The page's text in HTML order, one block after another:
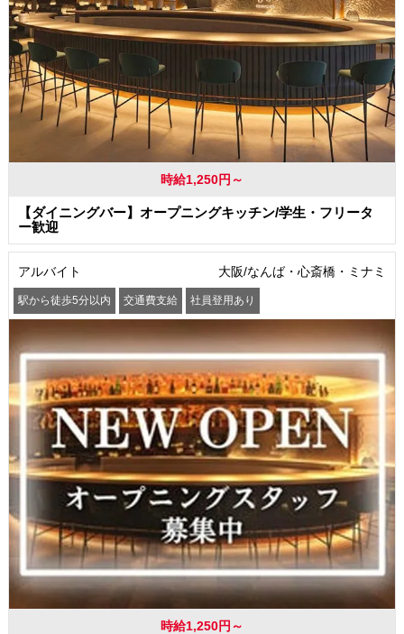
時給1,250円～
【ダイニングバー】オープニングキッチン/学生・フリータ
ー歓迎
アルバイト 大阪/なんば・心斎橋・ミナミ
駅から徒歩5分以内 交通費支給 社員登用あり
時給1,250円～